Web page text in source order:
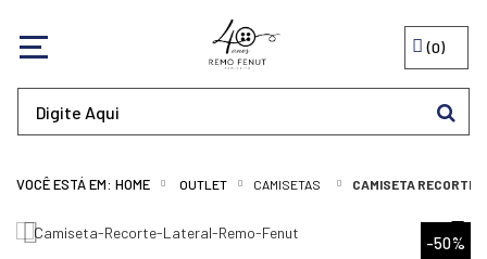
0
OUTLET CAMISETAS CAMISETA RECORTE
-50%